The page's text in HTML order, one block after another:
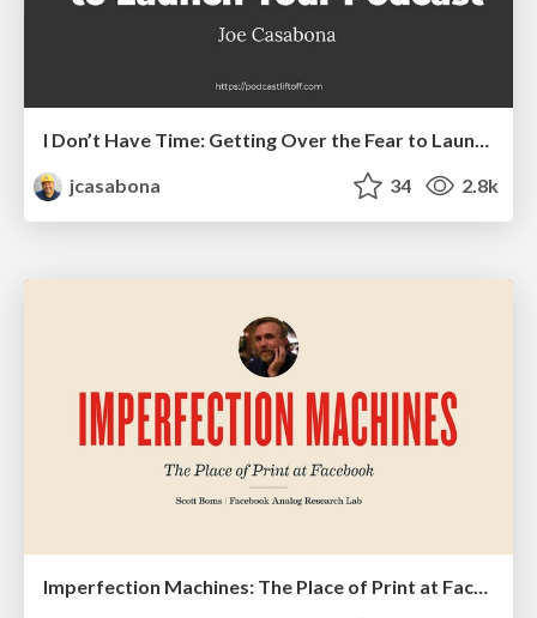
I Don’t Have Time: Getting Over the Fear to Launch Your Podcast
jcasabona
34 2.8k
Imperfection Machines: The Place of Print at Facebook